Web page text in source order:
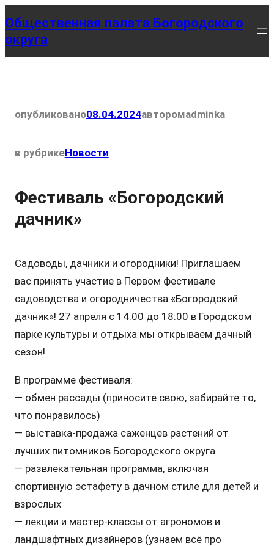
к
содержимому
Общественная палата Богородского
округа
опубликовано08.04.2024авторомadminka
в рубрикеНовости
Фестиваль «Богородский
дачник»
Садоводы, дачники и огородники! Приглашаем
вас принять участие в Первом фестивале
садоводства и огородничества «Богородский
дачник»! 27 апреля с 14:00 до 18:00 в Городском
парке культуры и отдыха мы открываем дачный
сезон!
В программе фестиваля:
— обмен рассады (приносите свою, забирайте то,
что понравилось)
— выставка-продажа саженцев растений от
лучших питомников Богородского округа
— ⁠развлекательная программа, включая
спортивную эстафету в дачном стиле для детей и
взрослых
— лекции и мастер-классы от агрономов и
ландшафтных дизайнеров (узнаем всё про